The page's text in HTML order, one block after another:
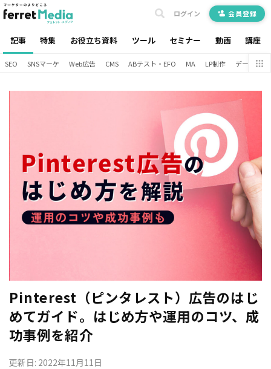
記事 特集 お役立ち資料 ツール セミナー 動画 講座
ログイン 会員登録
SEO SNSマーケ Web広告 CMS ABテスト・EFO MA LP制作 データ分析
Pinterest（ピンタレスト）広告のはじ
めてガイド。はじめ方や運用のコツ、成
功事例を紹介
更新日: 2022年11月11日